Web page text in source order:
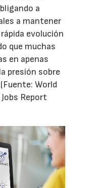
a
a mantener
evolución
que muchas
en apenas
presión sobre
World
Report